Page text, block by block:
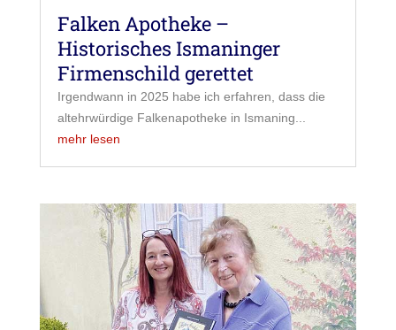
Falken Apotheke –
Historisches Ismaninger
Firmenschild gerettet
Irgendwann in 2025 habe ich erfahren, dass die
altehrwürdige Falkenapotheke in Ismaning...
mehr lesen